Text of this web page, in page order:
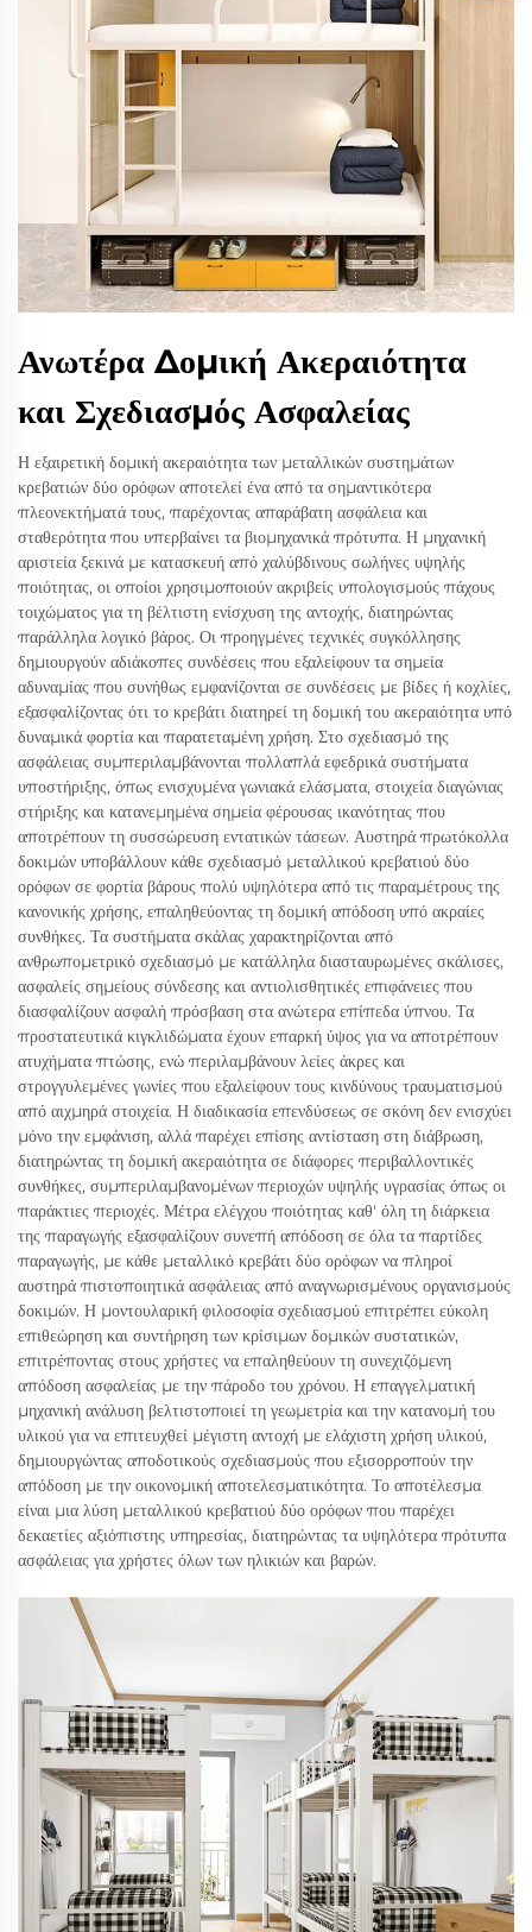
Ανωτέρα Δομική Ακεραιότητα
και Σχεδιασμός Ασφαλείας
Η εξαιρετική δομική ακεραιότητα των μεταλλικών συστημάτων
κρεβατιών δύο ορόφων αποτελεί ένα από τα σημαντικότερα
πλεονεκτήματά τους, παρέχοντας απαράβατη ασφάλεια και
σταθερότητα που υπερβαίνει τα βιομηχανικά πρότυπα. Η μηχανική
αριστεία ξεκινά με κατασκευή από χαλύβδινους σωλήνες υψηλής
ποιότητας, οι οποίοι χρησιμοποιούν ακριβείς υπολογισμούς πάχους
τοιχώματος για τη βέλτιστη ενίσχυση της αντοχής, διατηρώντας
παράλληλα λογικό βάρος. Οι προηγμένες τεχνικές συγκόλλησης
δημιουργούν αδιάκοπες συνδέσεις που εξαλείφουν τα σημεία
αδυναμίας που συνήθως εμφανίζονται σε συνδέσεις με βίδες ή κοχλίες,
εξασφαλίζοντας ότι το κρεβάτι διατηρεί τη δομική του ακεραιότητα υπό
δυναμικά φορτία και παρατεταμένη χρήση. Στο σχεδιασμό της
ασφάλειας συμπεριλαμβάνονται πολλαπλά εφεδρικά συστήματα
υποστήριξης, όπως ενισχυμένα γωνιακά ελάσματα, στοιχεία διαγώνιας
στήριξης και κατανεμημένα σημεία φέρουσας ικανότητας που
αποτρέπουν τη συσσώρευση εντατικών τάσεων. Αυστηρά πρωτόκολλα
δοκιμών υποβάλλουν κάθε σχεδιασμό μεταλλικού κρεβατιού δύο
ορόφων σε φορτία βάρους πολύ υψηλότερα από τις παραμέτρους της
κανονικής χρήσης, επαληθεύοντας τη δομική απόδοση υπό ακραίες
συνθήκες. Τα συστήματα σκάλας χαρακτηρίζονται από
ανθρωπομετρικό σχεδιασμό με κατάλληλα διασταυρωμένες σκάλισες,
ασφαλείς σημείους σύνδεσης και αντιολισθητικές επιφάνειες που
διασφαλίζουν ασφαλή πρόσβαση στα ανώτερα επίπεδα ύπνου. Τα
προστατευτικά κιγκλιδώματα έχουν επαρκή ύψος για να αποτρέπουν
ατυχήματα πτώσης, ενώ περιλαμβάνουν λείες άκρες και
στρογγυλεμένες γωνίες που εξαλείφουν τους κινδύνους τραυματισμού
από αιχμηρά στοιχεία. Η διαδικασία επενδύσεως σε σκόνη δεν ενισχύει
μόνο την εμφάνιση, αλλά παρέχει επίσης αντίσταση στη διάβρωση,
διατηρώντας τη δομική ακεραιότητα σε διάφορες περιβαλλοντικές
συνθήκες, συμπεριλαμβανομένων περιοχών υψηλής υγρασίας όπως οι
παράκτιες περιοχές. Μέτρα ελέγχου ποιότητας καθ' όλη τη διάρκεια
της παραγωγής εξασφαλίζουν συνεπή απόδοση σε όλα τα παρτίδες
παραγωγής, με κάθε μεταλλικό κρεβάτι δύο ορόφων να πληροί
αυστηρά πιστοποιητικά ασφάλειας από αναγνωρισμένους οργανισμούς
δοκιμών. Η μοντουλαρική φιλοσοφία σχεδιασμού επιτρέπει εύκολη
επιθεώρηση και συντήρηση των κρίσιμων δομικών συστατικών,
επιτρέποντας στους χρήστες να επαληθεύουν τη συνεχιζόμενη
απόδοση ασφαλείας με την πάροδο του χρόνου. Η επαγγελματική
μηχανική ανάλυση βελτιστοποιεί τη γεωμετρία και την κατανομή του
υλικού για να επιτευχθεί μέγιστη αντοχή με ελάχιστη χρήση υλικού,
δημιουργώντας αποδοτικούς σχεδιασμούς που εξισορροπούν την
απόδοση με την οικονομική αποτελεσματικότητα. Το αποτέλεσμα
είναι μια λύση μεταλλικού κρεβατιού δύο ορόφων που παρέχει
δεκαετίες αξιόπιστης υπηρεσίας, διατηρώντας τα υψηλότερα πρότυπα
ασφάλειας για χρήστες όλων των ηλικιών και βαρών.